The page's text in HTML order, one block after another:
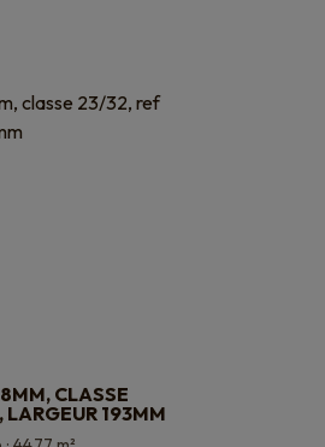
CLASSE
193MM